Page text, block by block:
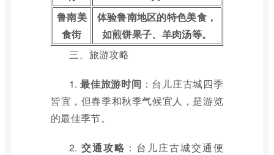
鲁南美
食街
体验鲁南地区的特色美食，
如煎饼果子、羊肉汤等。
三、旅游攻略
1.最佳旅游时间 ：台儿庄古城四季
皆宜，但春季和秋季气候宜人，是游览
的最佳季节。
2. 交通攻略 ：台儿庄古城交通便